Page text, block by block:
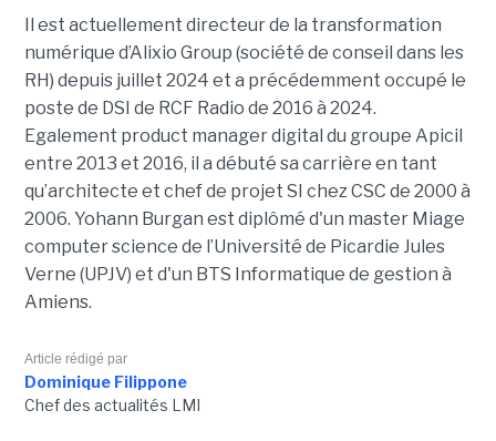
Il est actuellement directeur de la transformation
numérique d’Alixio Group (société de conseil dans les
RH) depuis juillet 2024 et a précédemment occupé le
poste de DSI de RCF Radio de 2016 à 2024.
Egalement product manager digital du groupe Apicil
entre 2013 et 2016, il a débuté sa carrière en tant
qu’architecte et chef de projet SI chez CSC de 2000 à
2006. Yohann Burgan est diplômé d'un master Miage
computer science de l’Université de Picardie Jules
Verne (UPJV) et d'un BTS Informatique de gestion à
Amiens.
Article rédigé par
Dominique Filippone
Chef des actualités LMI